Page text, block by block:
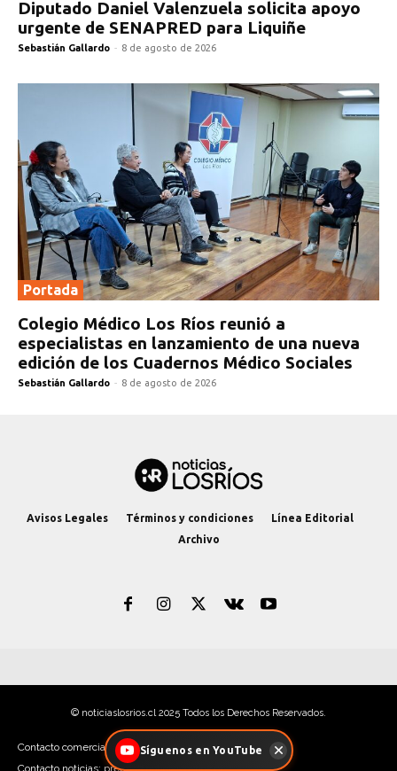
Diputado Daniel Valenzuela solicita apoyo
urgente de SENAPRED para Liquiñe
Sebastián Gallardo - 8 de agosto de 2026
Portada
Colegio Médico Los Ríos reunió a
especialistas en lanzamiento de una nueva
edición de los Cuadernos Médico Sociales
Sebastián Gallardo - 8 de agosto de 2026
Avisos Legales Términos y condiciones
Línea Editorial
Archivo
© noticiaslosrios.cl 2025 Todos los Derechos Reservados.
Contacto comercial: contacto@noticiaslosrios.cl
Síguenos en YouTube